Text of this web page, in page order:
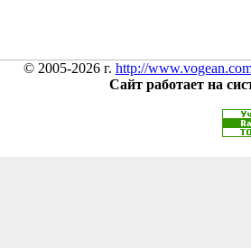
© 2005-2026 г. http://
Сайт работает на